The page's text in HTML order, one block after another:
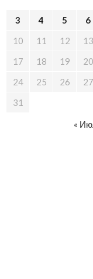
3
4 5 6
10
11 12 13
17
18 19 20
24
25 26 27
31
«